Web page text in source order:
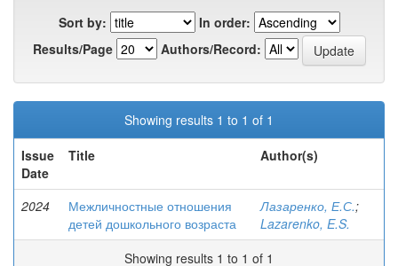
Sort by:
In order:
Results/Page
Authors/Record:
Showing results 1 to 1 of 1
Issue
Date
Title Author(s)
2024
Межличностные отношения
детей дошкольного возраста
Лазаренко, Е.С.;
Lazarenko, E.S.
Showing results 1 to 1 of 1